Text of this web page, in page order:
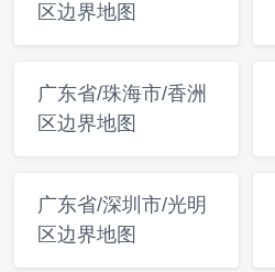
区边界地图
广东省/珠海市/香洲
区边界地图
广东省/深圳市/光明
区边界地图